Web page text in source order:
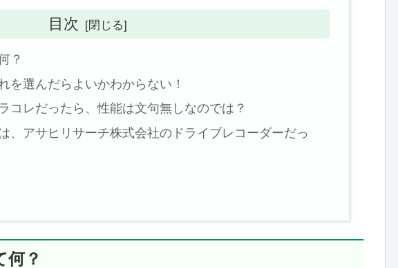
目次
？
を選んだらよいかわからない！
コレだったら、性能は文句無しなのでは？
、アサヒリサーチ株式会社のドライブレコーダーだっ
何？